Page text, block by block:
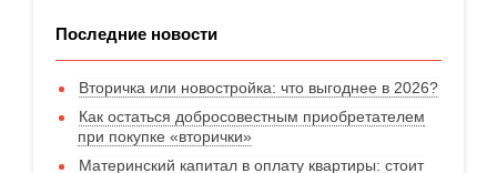
Последние новости
Вторичка или новостройка: что выгоднее в 2026?
Как остаться добросовестным приобретателем
при покупке «вторички»
Материнский капитал в оплату квартиры: стоит